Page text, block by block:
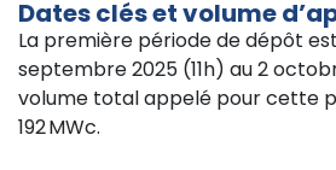
Dates clés et volume
La première période de dépôt
septembre 2025 (11h) au 2
volume total appelé pour cette
192 MWc.